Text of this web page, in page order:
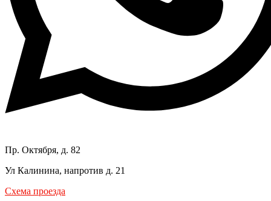
Пр. Октября, д. 82
Ул Калинина, напротив д. 21
Схема проезда